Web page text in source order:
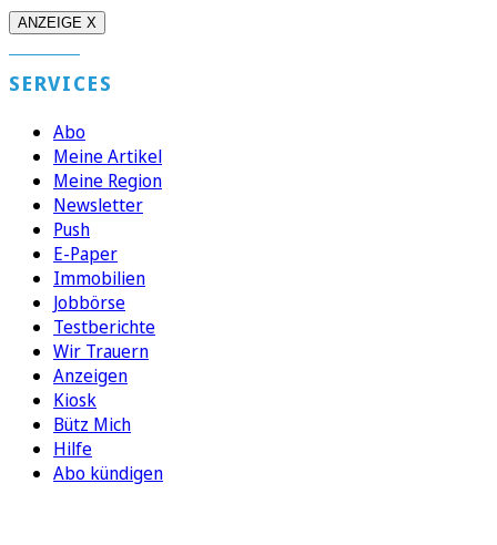
ANZEIGE X
SERVICES
Abo
Meine Artikel
Meine Region
Newsletter
Push
E-Paper
Immobilien
Jobbörse
Testberichte
Wir Trauern
Anzeigen
Kiosk
Bütz Mich
Hilfe
Abo kündigen